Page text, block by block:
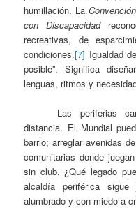
humillación. La
con Discapacidad
recreativas, de
condiciones.[7] Igualdad
posible”. Significa
lenguas, ritmos y
Las periferias
distancia. El Mundial
barrio; arreglar avenidas
comunitarias donde
sin club. ¿Qué legado
alcaldía periférica
alumbrado y con miedo a